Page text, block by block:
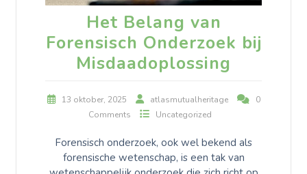
Het Belang van
Forensisch Onderzoek bij
Misdaadoplossing
13 oktober, 2025 atlasmutualheritage
0
Comments
Uncategorized
Forensisch onderzoek, ook wel bekend als
forensische wetenschap, is een tak van